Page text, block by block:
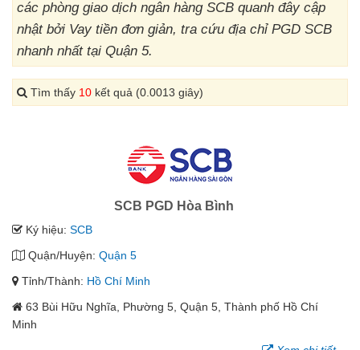
các phòng giao dịch ngân hàng SCB quanh đây cập
nhật bởi Vay tiền đơn giản, tra cứu địa chỉ PGD SCB
nhanh nhất tại Quận 5.
Tìm thấy 10 kết quả (0.0013 giây)
SCB PGD Hòa Bình
Ký hiệu: SCB
Quận/Huyện: Quận 5
Tỉnh/Thành: Hồ Chí Minh
63 Bùi Hữu Nghĩa, Phường 5, Quận 5, Thành phố Hồ Chí
Minh